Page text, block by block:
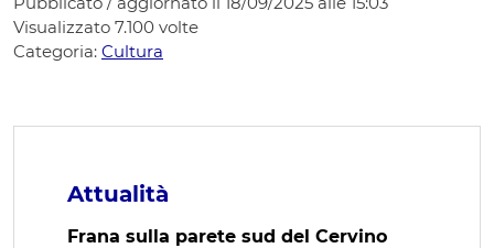
Visualizzato 7.100 volte
Categoria: Cultura
Attualità
Frana sulla parete sud del Cervino